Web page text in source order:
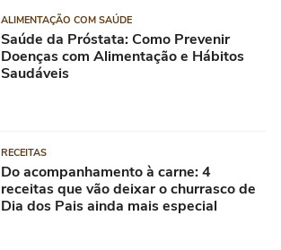
ALIMENTAÇÃO COM SAÚDE
Saúde da Próstata: Como Prevenir
Doenças com Alimentação e Hábitos
Saudáveis
RECEITAS
Do acompanhamento à carne: 4
receitas que vão deixar o churrasco de
Dia dos Pais ainda mais especial